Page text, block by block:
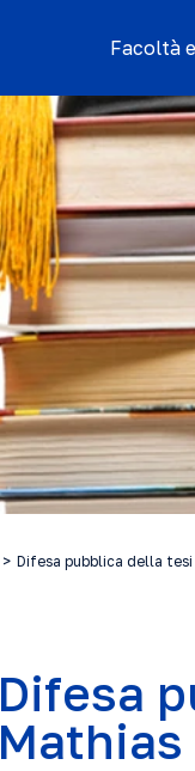
Facoltà
Difesa pubblica della
Difesa
Mathias